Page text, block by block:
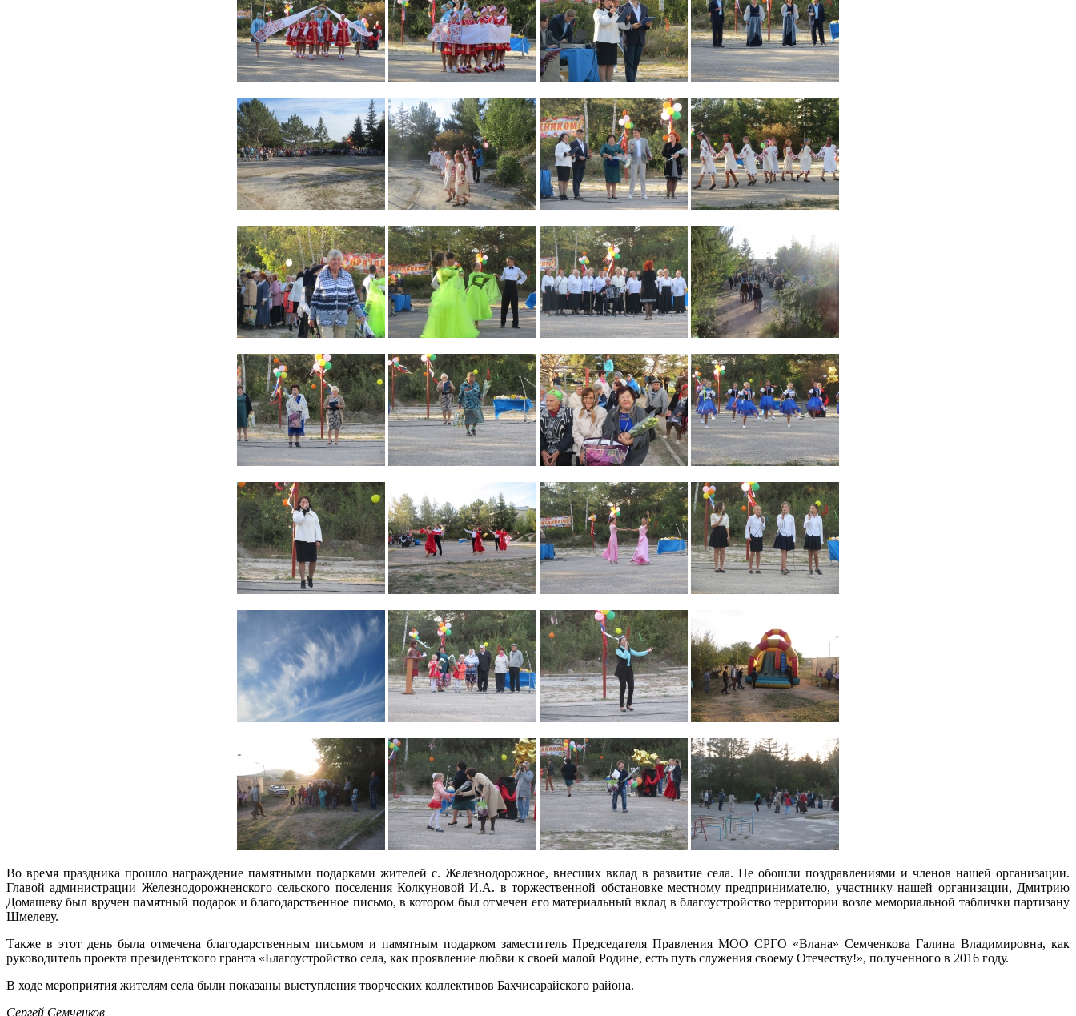
Во время праздника прошло награждение памятными подарками жителей с. Железнодорожное, внесших вклад в развитие села. Не обошли поздравлениями и членов нашей организации.
Главой администрации Железнодорожненского сельского поселения Колкуновой И.А. в торжественной обстановке местному предпринимателю, участнику нашей организации, Дмитрию
Домашеву был вручен памятный подарок и благодарственное письмо, в котором был отмечен его материальный вклад в благоустройство территории возле мемориальной таблички партизану
Шмелеву.
Также в этот день была отмечена благодарственным письмом и памятным подарком заместитель Председателя Правления МОО СРГО «Влана» Семченкова Галина Владимировна, как
руководитель проекта президентского гранта «Благоустройство села, как проявление любви к своей малой Родине, есть путь служения своему Отечеству!», полученного в 2016 году.
В ходе мероприятия жителям села были показаны выступления творческих коллективов Бахчисарайского района.
Сергей Семченков